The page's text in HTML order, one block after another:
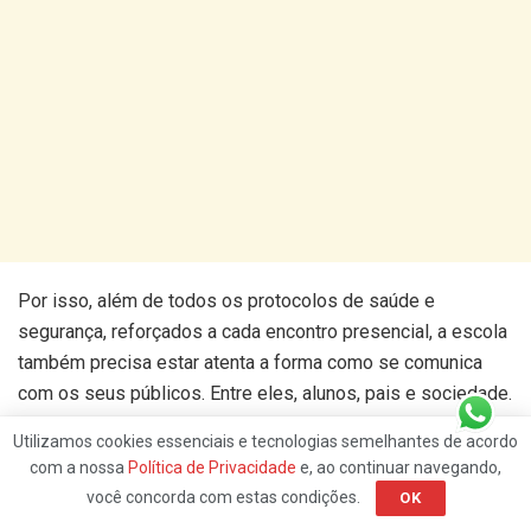
Por isso, além de todos os protocolos de saúde e
segurança, reforçados a cada encontro presencial, a escola
também precisa estar atenta a forma como se comunica
com os seus públicos. Entre eles, alunos, pais e sociedade.
conversa, o conteúdo dessas trocas precisam ser mais que
informativos, eles precisam ser educativos também. Para
isso, precisamos utilizar, principalmente nos tempos atuais,
Utilizamos cookies essenciais e tecnologias semelhantes de acordo
com a nossa Política de Privacidade e, ao continuar navegando,
você concorda com estas condições.
OK